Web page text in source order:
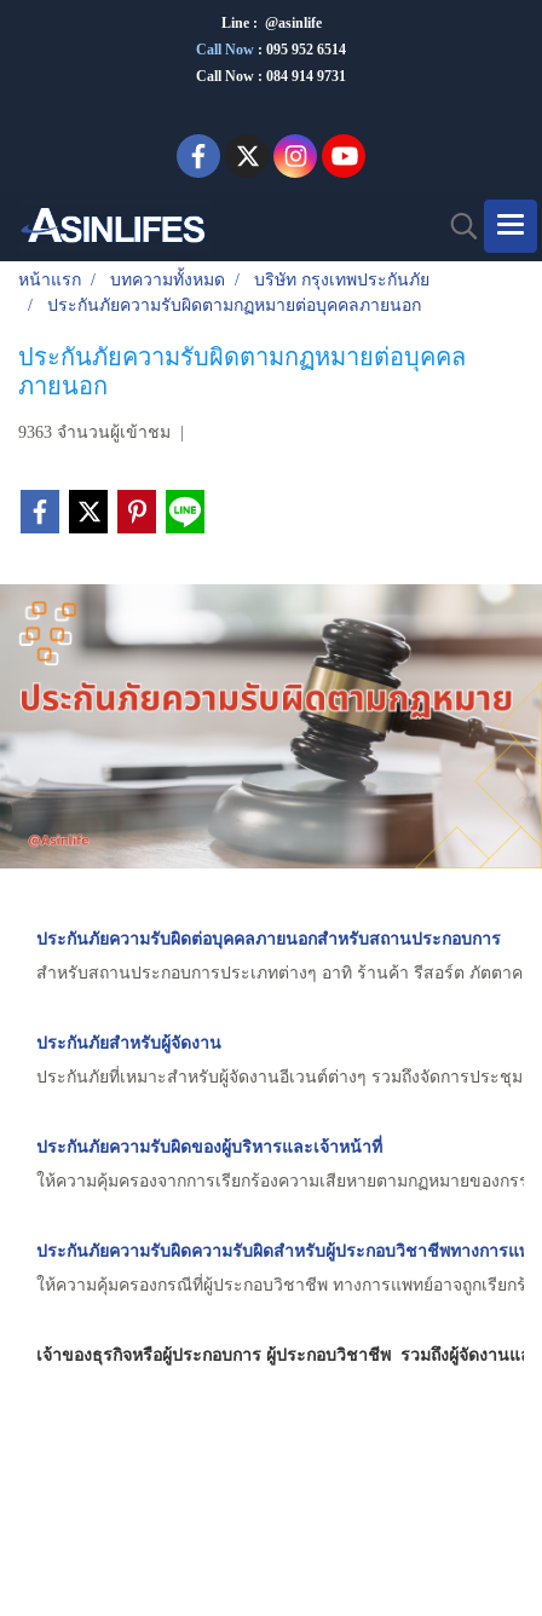
Line : @asinlife
Call Now : 095 952 6514
Call Now : 084 914 9731
หน้าแรก บทความทั้งหมด
บริษัท กรุงเทพประกันภัย
ประกันภัยความรับผิดตามกฏหมายต่อบุคคลภายนอก
ประกันภัยความรับผิดตามกฏหมายต่อบุคคล
ภายนอก
9363 จำนวนผู้เข้าชม
ประกันภัยความรับผิดต่อบุคคลภายนอกสำหรับสถานประกอบการ
สำหรับสถานประกอบการประเภทต่างๆ อาทิ ร้านค้า รีสอร์ต ภัตตาค
ประกันภัยสำหรับผู้จัดงาน
ประกันภัยที่เหมาะสำหรับผู้จัดงานอีเวนต์ต่างๆ รวมถึงจัดการประชุม
ประกันภัยความรับผิดของผู้บริหารและเจ้าหน้าที่
ให้ความคุ้มครองจากการเรียกร้องความเสียหายตามกฏหมายของก
ประกันภัยความรับผิดความรับผิดสำหรับผู้ประกอบวิชาชีพทางการแพ
ให้ความคุ้มครองกรณีที่ผู้ประกอบวิชาชีพ ทางการแพทย์อาจถูกเรียกร้
เจ้าของธุรกิจหรือผู้ประกอบการ ผู้ประกอบวิชาชีพ รวมถึงผู้จัดงานแ